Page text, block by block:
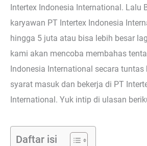
Intertex Indonesia International. Lalu
karyawan PT Intertex Indonesia
hingga 5 juta atau bisa lebih besar
kami akan mencoba membahas
Indonesia International secara
syarat masuk dan bekerja di PT
International. Yuk intip di ulasan
Daftar isi